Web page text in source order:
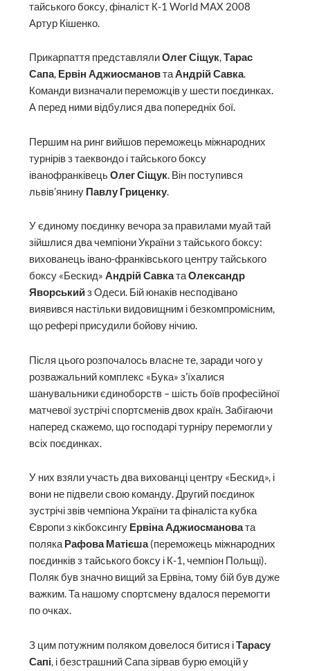
тайського боксу, фіналіст К-1 World MAX 2008
Артур Кішенко.
Прикарпаття представлялиОлег Сіщук,Тарас
Сапа, Ервін АджиосмановтаАндрій Савка.
Команди визначали переможців у шести поєдинках.
А перед ними відбулися два попередніх бої.
Першим на ринг вийшов переможець міжнародних
турнірів з таеквондо і тайського боксу
іванофранківецьОлег Сіщук. Він поступився
львів’янину Павлу Гриценку.
У єдиному поєдинку вечора за правилами муай тай
зійшлися два чемпіони України з тайського боксу:
вихованець івано-франківського центру тайського
боксу «Бескид»Андрій СавкатаОлександр
Яворськийз Одеси. Бій юнаків несподівано
виявився настільки видовищним і безкомпромісним,
що рефері присудили бойову нічию.
Після цього розпочалось власне те, заради чого у
розважальний комплекс «Бука» з’їхалися
шанувальники єдиноборств – шість боїв професійної
матчевої зустрічі спортсменів двох країн. Забігаючи
наперед скажемо, що господарі турніру перемогли у
всіх поєдинках.
У них взяли участь два вихованці центру «Бескид», і
вони не підвели свою команду. Другий поєдинок
зустрічі звів чемпіона України та фіналіста кубка
Європи з кікбоксингу Ервіна Аджиосмановата
поляка Рафова Матієша(переможець міжнародних
поєдинків з тайського боксу і К-1, чемпіон Польщі).
Поляк був значно вищий за Ервіна, тому бій був дуже
важким. Та нашому спортсмену вдалося перемогти
по очках.
З цим потужним поляком довелося битися іТарасу
Сапі, і безстрашний Сапа зірвав бурю емоцій у